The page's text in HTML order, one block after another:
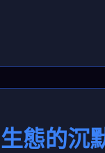
態的沉